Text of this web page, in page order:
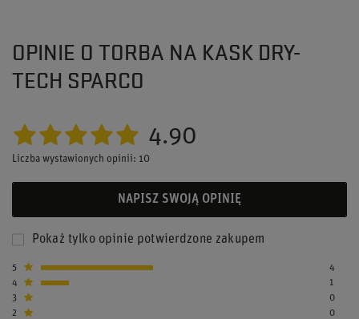
OPINIE O TORBA NA KASK DRY-
TECH SPARCO
4.90
Liczba wystawionych opinii: 10
NAPISZ SWOJĄ OPINIĘ
Pokaż tylko opinie potwierdzone zakupem
5
4
4
1
3
0
2
0